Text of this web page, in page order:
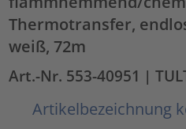
Thermotransfer,
weiß, 72m
Art.-Nr. 553-40951 |
Artikelbezeichnung